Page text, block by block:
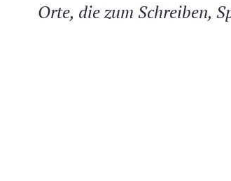
Orte, die zum Schreiben,